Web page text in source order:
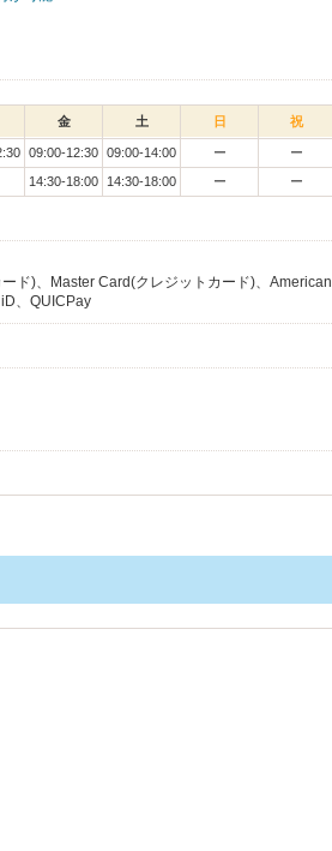
金 土 日 祝
09:00-12:30 09:00-14:00 ー
ー
14:30-18:00 14:30-18:00 ー ー
ド)、Master Card(クレジットカード)、American
、QUICPay